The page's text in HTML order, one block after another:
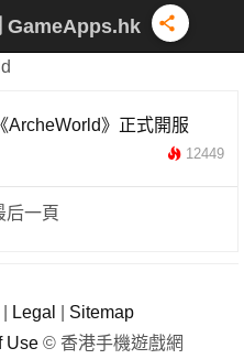
GameApps.hk
ArcheWorld》正式開服
12449
后一頁
Legal
Sitemap
Use © 香港手機遊戲網